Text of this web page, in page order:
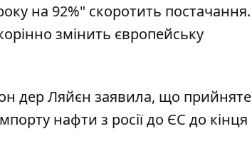
на 92%" скоротить постачання.
змінить європейську
дер Ляйєн заявила, що прийняте
нафти з росії до ЄС до кінця